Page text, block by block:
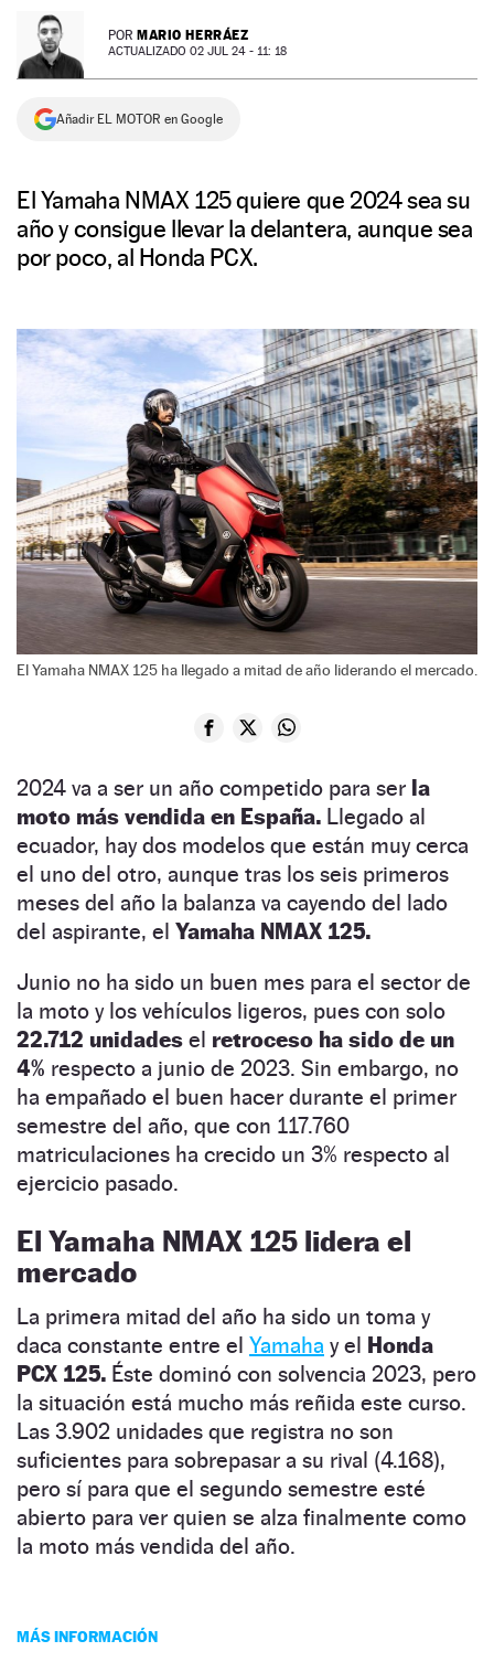
NEWSLETTER POR MARIO HERRÁEZ
ACTUALIZADO 02 JUL 24 - 11: 18
Añadir EL MOTOR en Google
El Yamaha NMAX 125 quiere que 2024 sea su
año y consigue llevar la delantera, aunque sea
por poco, al Honda PCX.
El Yamaha NMAX 125 ha llegado a mitad de año liderando el mercado.
2024 va a ser un año competido para ser la
moto más vendida en España. Llegado al
ecuador, hay dos modelos que están muy cerca
el uno del otro, aunque tras los seis primeros
meses del año la balanza va cayendo del lado
del aspirante, el Yamaha NMAX 125.
Junio no ha sido un buen mes para el sector de
la moto y los vehículos ligeros, pues con solo
22.712 unidades el retroceso ha sido de un
4% respecto a junio de 2023. Sin embargo, no
ha empañado el buen hacer durante el primer
semestre del año, que con 117.760
matriculaciones ha crecido un 3% respecto al
ejercicio pasado.
El Yamaha NMAX 125 lidera el
mercado
La primera mitad del año ha sido un toma y
daca constante entre el Yamaha y el Honda
PCX 125. Éste dominó con solvencia 2023, pero
la situación está mucho más reñida este curso.
Las 3.902 unidades que registra no son
suficientes para sobrepasar a su rival (4.168),
pero sí para que el segundo semestre esté
abierto para ver quien se alza finalmente como
la moto más vendida del año.
MÁS INFORMACIÓN